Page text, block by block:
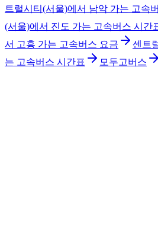
트럴시티(서울)에서 남악 가는 고속
(서울)에서 진도 가는 고속버스 시간
서 고흥 가는 고속버스 요금
센트
는 고속버스 시간표
모두고버스